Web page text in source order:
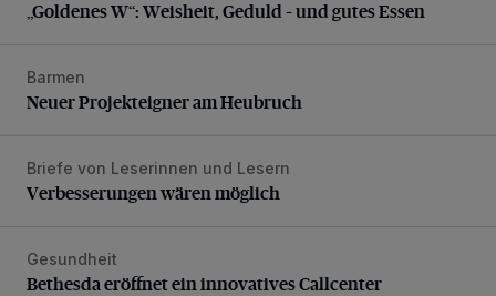
„Goldenes W“: Weisheit, Geduld – und gutes Essen
Neuer Projekteigner am Heubruch
Barmen
Neuer Projekteigner am Heubruch
Verbesserungen wären möglich
Briefe von Leserinnen und Lesern
Verbesserungen wären möglich
Bethesda eröffnet ein innovatives Callcenter
Gesundheit
Bethesda eröffnet ein innovatives Callcenter